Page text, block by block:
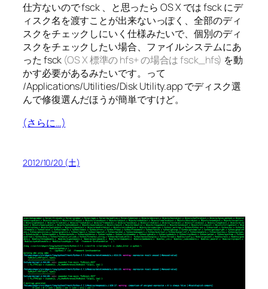
仕方ないので fsck 、と思ったら OS X では fsck にデ
ィスク名を渡すことが出来ないっぽく、全部のディ
スクをチェックしにいく仕様みたいで、個別のディ
スクをチェックしたい場合、ファイルシステムにあ
った fsck (OS X 標準の hfs+ の場合は fsck_hfs) を動
かす必要があるみたいです。って
/Applications/Utilities/Disk Utility.app でディスク選
んで修復選んだほうが簡単ですけど。
(さらに…)
2012/10/20 (土)